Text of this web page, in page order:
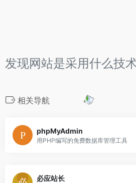
发现网站是采用什么技
相关导航
phpMyAdmin
用PHP编写的免费数据库管理工具
必应站长